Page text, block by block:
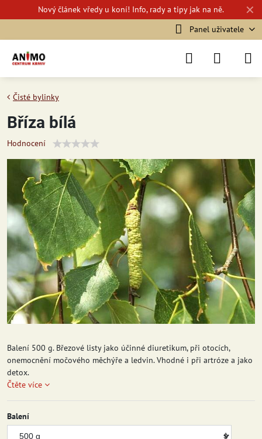
✕
Novýčlánek vředy u koní! Info, rady a tipy jak na ně.
Panel uživatele
Čisté bylinky
Bříza bílá
Hodnocení
Balení 500 g. Březové listy jako účinné diuretikum, při otocích,
onemocnění močového měchýře a ledvin. Vhodné i při artróze a jako
detox.
Čtěte více
Balení